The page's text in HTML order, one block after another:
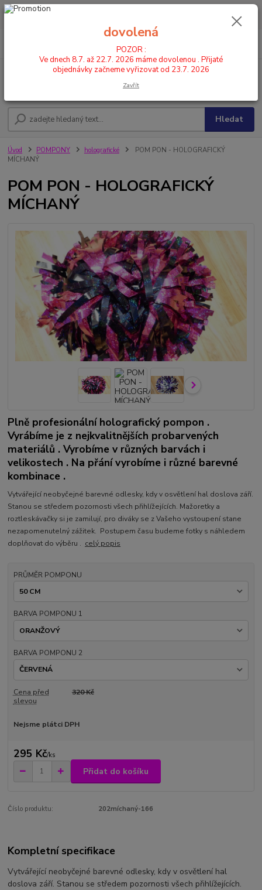
POZOR : Ve dnech 8.7. až 22.7. 2026 máme dovolenou . Přijaté
Hledat
Úvod POMPONY holografické
POM PON - HOLOGRAFICKÝ
MÍCHANÝ
POM PON - HOLOGRAFICKÝ
MÍCHANÝ
Plně profesionální holografický pompon .
Vyrábíme je z nejkvalitnějších probarvených
materiálů . Vyrobíme v různých barvách i
velikostech . Na přání vyrobíme i různé barevné
kombinace .
Vytvářející neobyčejné barevné odlesky, kdy v osvětlení hal doslova září.
Stanou se středem pozornosti všech přihlížejících. Mažoretky a
roztleskávačky si je zamilují, pro diváky se z Vašeho vystoupení stane
nezapomenutelný zážitek. Postupem času budeme fotky s náhledem
doplňovat do výběru . celý popis
PRŮMĚR POMPONU
BARVA POMPONU 1
BARVA POMPONU 2
Cena před
slevou
320 Kč
Nejsme plátci DPH
295 Kč/ks
Přidat do košíku
Číslo produktu: 202míchaný-166
Kompletní specifikace
Vytvářející neobyčejné barevné odlesky, kdy v osvětlení hal
doslova září. Stanou se středem pozornosti všech přihlížejících.
dovolená
POZOR :
Ve dnech 8.7. až 22.7. 2026 máme dovolenou . Přijaté
objednávky začneme vyřizovat od 23.7. 2026
Zavřít